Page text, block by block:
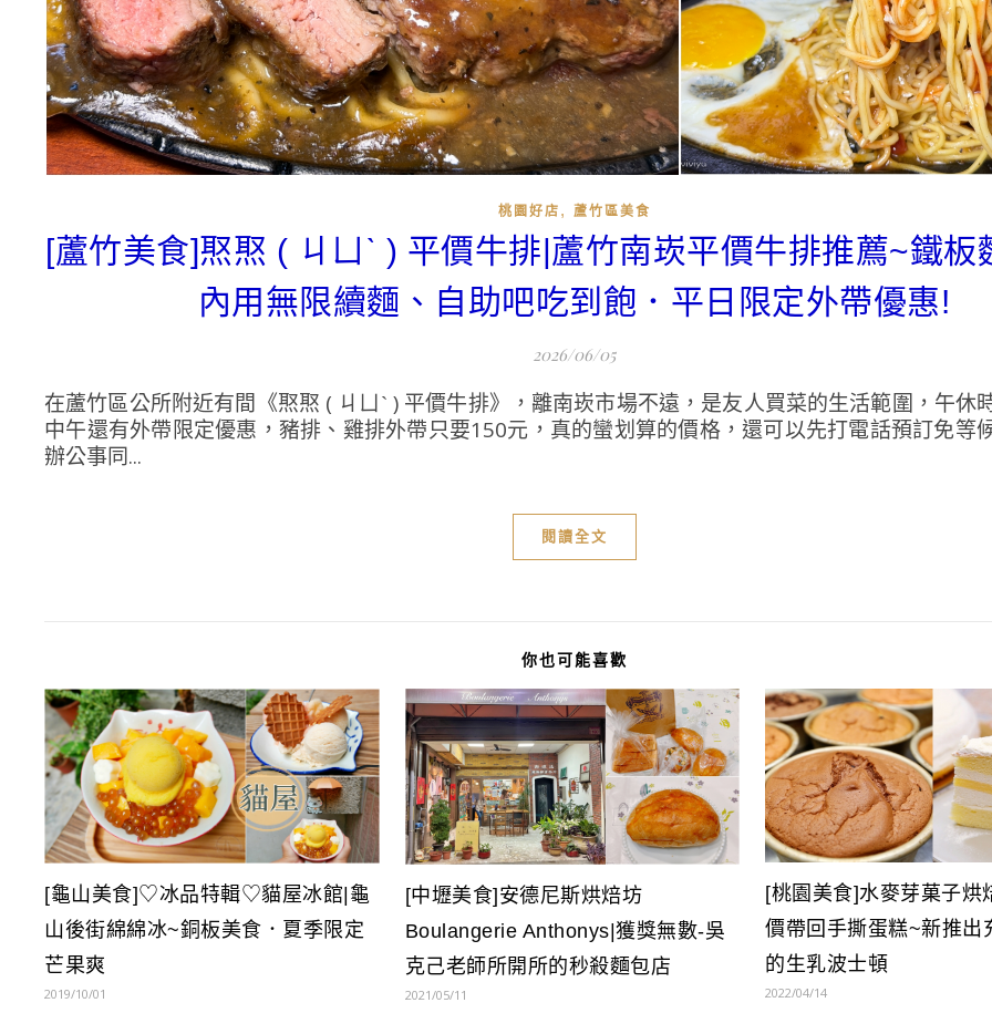
桃園好店 , 蘆竹區美食
[蘆竹美食]焣焣 ( ㄐㄩˋ ) 平價牛排|蘆竹南崁平價牛排推薦~鐵板
內用無限續麵、自助吧吃到飽．平日限定外帶優惠!
2026/06/05
在蘆竹區公所附近有間《焣焣 ( ㄐㄩˋ ) 平價牛排》，離南崁市場不遠，是友人買菜的生活範圍，午休
中午還有外帶限定優惠，豬排、雞排外帶只要150元，真的蠻划算的價格，還可以先打電話預訂免等
辦公事同...
閱讀全文
你也可能喜歡
[龜山美食]♡冰品特輯♡貓屋冰館|龜
山後街綿綿冰~銅板美食．夏季限定
芒果爽
2019/10/01
[中壢美食]安德尼斯烘焙坊
Boulangerie Anthonys|獲獎無數-吳
克己老師所開所的秒殺麵包店
2021/05/11
[桃園美食]水麥芽菓子烘
價帶回手撕蛋糕~新推出
的生乳波士頓
2022/04/14